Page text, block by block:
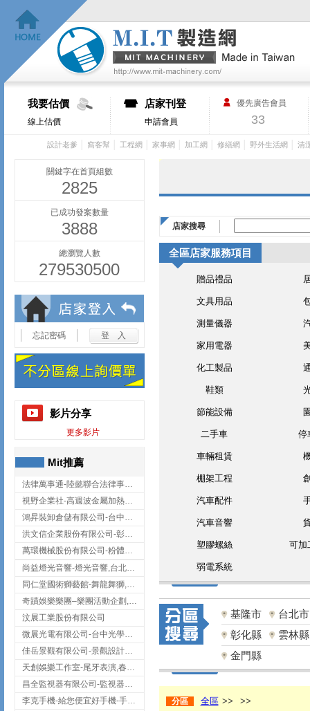
我要估價
線上估價
店家刊登
申請會員
優先廣告會員
33
設計老爹 窩客幫 工程網 家事網 加工網 修繕網 野外生活網 清
關鍵字在首頁組數
2825
已成功發案數量
3888
總瀏覽人數
279530500
忘記密碼
影片分享
更多影片
Mit推薦
法律萬事通-陸懿聯合法律事務所
視野企業社-高週波金屬加熱設備,彰化高週波金屬加熱設備
鴻昇裝卸倉儲有限公司-台中貨櫃裝卸
洪文信企業股份有限公司-彰化鋅合金鑄造,彰化五金加工,彰化五金配件
萬環機械股份有限公司-粉體塗裝設備,輸送機,輸送機設備,台南輸送機
尚益燈光音響-燈光音響,台北燈光音響,台北燈光音響出租
同仁堂國術獅藝館-舞龍舞獅,台中舞龍舞獅
奇蹟娛樂樂團–樂團活動企劃,台中樂團表演,台中婚禮樂團
汶展工業股份有限公司
微展光電有限公司-台中光學鍍膜,optical filter taiwan,台灣光學鍍膜
佳岳景觀有限公司-景觀設計公司,台北景觀設計,台北景觀工程,中山區景觀設計
天創娛樂工作室-尾牙表演,春酒表演,板橋尾牙表演
昌全監視器有限公司-監視器安裝,高雄監視器安裝,鳳山區監視器安裝
李克手機-給您便宜好手機-手機收購,屏東手機收購
店家搜尋
全區店家服務項目
贈品禮品
文具用品
測量儀器
家用電器
化工製品
鞋類
節能設備
二手車 停
車輛租賃
棚架工程
汽車配件
汽車音響
塑膠螺絲 可加
弱電系統
基隆市
台北市
彰化縣
雲林縣
金門縣
分區 全區 >> >>